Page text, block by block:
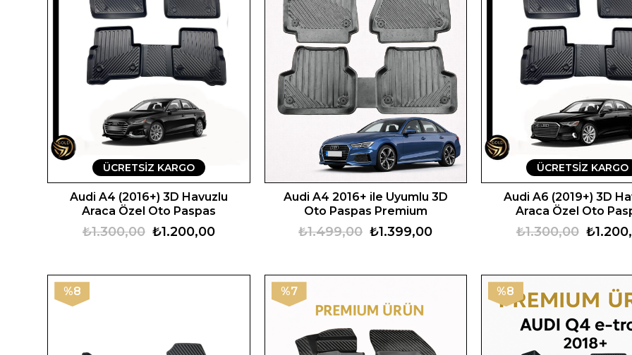
Audi A4 (2016+) 3D Havuzlu
Araca Özel Oto Paspas
₺1.200,00
₺1.300,00
ÜCRETSIZ KARGO
Audi A4 2016+ ile Uyumlu 3D
Oto Paspas Premium
₺1.399,00
₺1.499,00
Audi A6 (2019+) 3D
Araca Özel Oto
₺1.300,00
ÜCRETSIZ KARGO
%8 %7 %8